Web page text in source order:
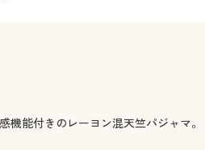
機能付きのレーヨン混天竺パジャマ。